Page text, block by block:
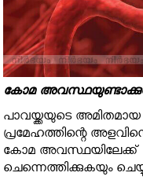
കോമ
പാവയ്ക്കയുടെ
പ്രമേഹത്തിന്റെ
കോമ അവസ്ഥയിലേക്ക്
ചെന്നെത്തിക്കുകയും